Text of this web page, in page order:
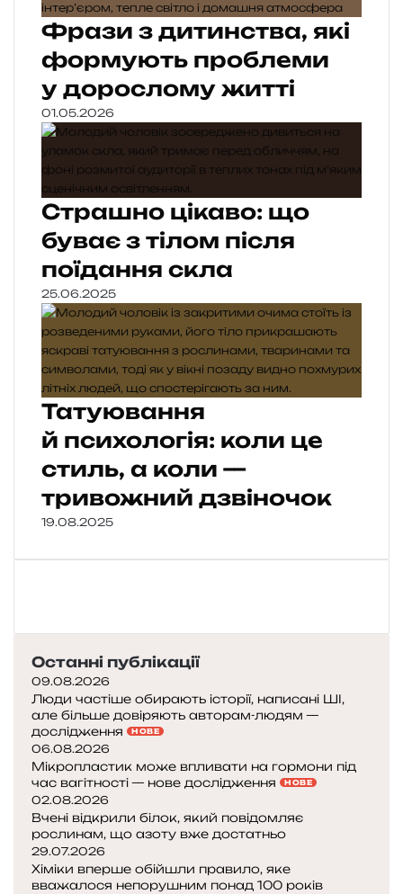
Фрази з дитинства, які
формують проблеми
у дорослому житті
01.05.2026
Страшно цікаво: що
буває з тілом після
поїдання скла
25.06.2025
Татуювання
й психологія: коли це
стиль, а коли —
тривожний дзвіночок
19.08.2025
Останні публікації
09.08.2026
Люди частіше обирають історії, написані ШІ,
але більше довіряють авторам-людям —
дослідження
НОВЕ
06.08.2026
Мікропластик може впливати на гормони під
час вагітності — нове дослідження
НОВЕ
02.08.2026
Вчені відкрили білок, який повідомляє
рослинам, що азоту вже достатньо
29.07.2026
Хіміки вперше обійшли правило, яке
вважалося непорушним понад 100 років